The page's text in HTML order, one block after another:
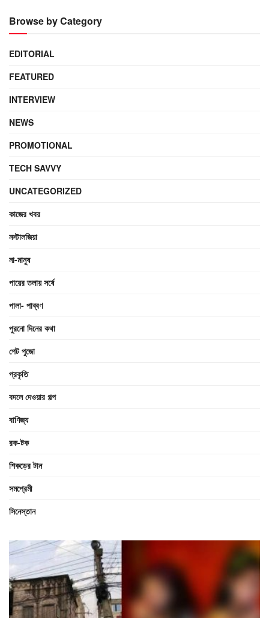
Browse by Category
EDITORIAL
FEATURED
INTERVIEW
NEWS
PROMOTIONAL
TECH SAVVY
UNCATEGORIZED
কাজের খবর
নস্টালজিয়া
না-মানুষ
পায়ের তলায় সর্ষে
পালা- পাব্বণ
পুরনো দিনের কথা
পেট পুজো
প্রকৃতি
বদলে দেওয়ার গল্প
বাণিজ্য
রক-টক
শিকড়ের টান
সমপ্রেমী
সিনেস্তান